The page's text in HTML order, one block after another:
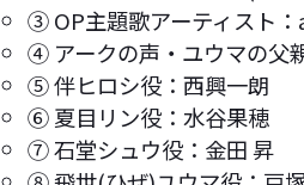
③ OP主題歌アーティスト：
④ アークの声・ユウマの父
⑤ 伴ヒロシ役：西興一朗
⑥ 夏目リン役：水谷果穂
⑦ 石堂シュウ役：金田 昇